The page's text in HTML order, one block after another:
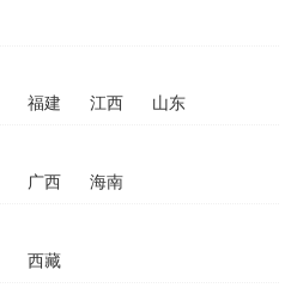
福建 江西 山东
广西 海南
西藏